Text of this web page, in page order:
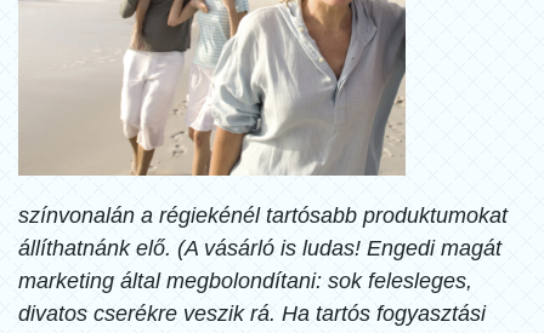
színvonalán a régiekénél tartósabb produktumokat
állíthatnánk elő. (A vásárló is ludas! Engedi magát
marketing által megbolondítani: sok felesleges,
divatos cserékre veszik rá. Ha tartós fogyasztási